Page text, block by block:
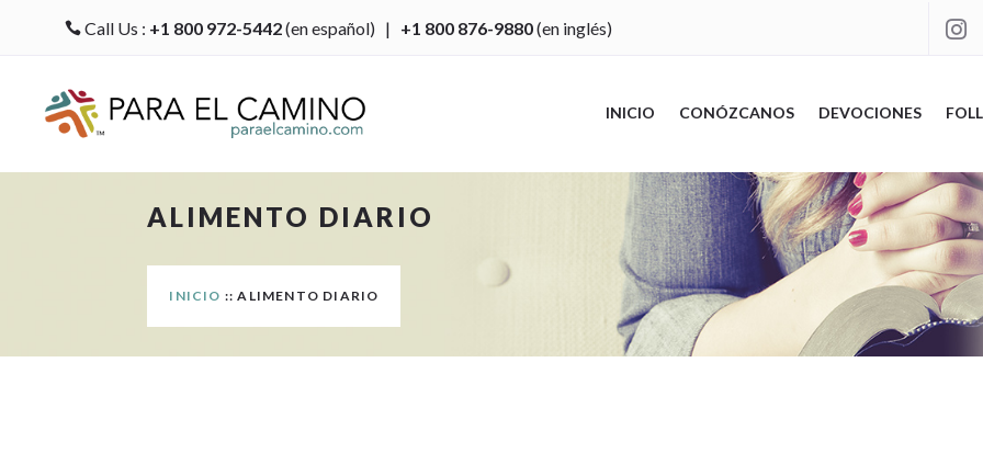
Call Us : +1 800 972-5442(en español) | +1 800 876-9880(en inglés) 
INICIO CONÓZCANOS DEVOCIONES
ALIMENTO DIARIO
INICIO :: ALIMENTO DIARIO